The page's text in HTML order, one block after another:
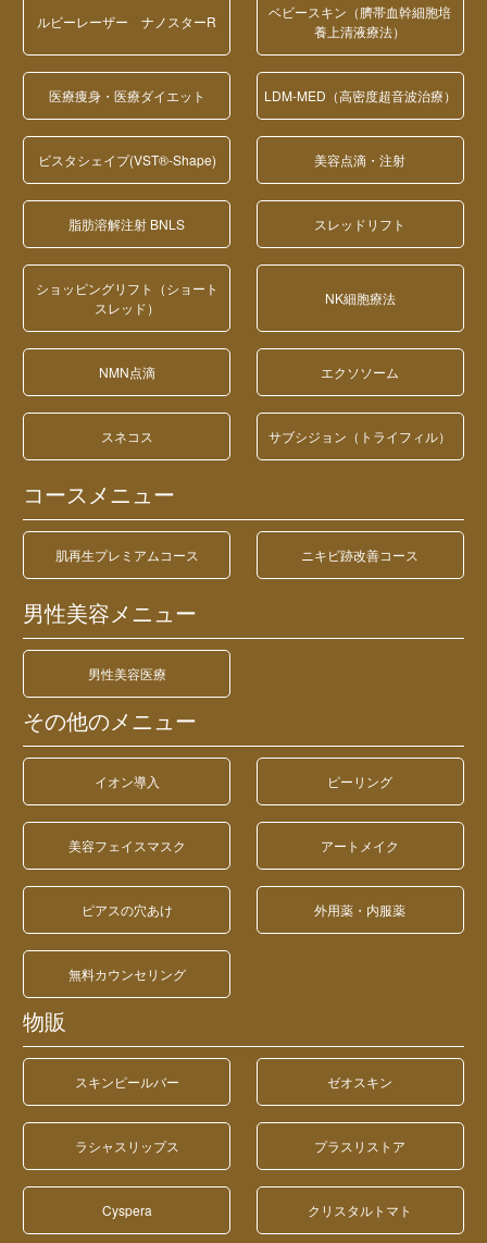
ルビーレーザー ナノスターR
ベビースキン（臍帯血幹細胞培
養上清液療法）
医療痩身・医療ダイエット LDM-MED（高密度超音波治療）
ビスタシェイプ(VST®-Shape) 美容点滴・注射
脂肪溶解注射 BNLS スレッドリフト
ショッピングリフト（ショート
スレッド）
NK細胞療法
NMN点滴 エクソソーム
スネコス サブシジョン（トライフィル）
コースメニュー
肌再生プレミアムコース ニキビ跡改善コース
男性美容メニュー
男性美容医療
その他のメニュー
イオン導入 ピーリング
美容フェイスマスク アートメイク
ピアスの穴あけ 外用薬・内服薬
無料カウンセリング
物販
スキンピールバー ゼオスキン
ラシャスリップス プラスリストア
Cyspera クリスタルトマト